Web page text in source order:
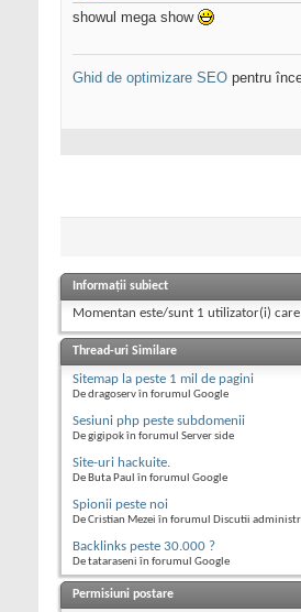
showul mega show
Ghid de optimizare SEO pentru
Informații subiect
Momentan este/sunt 1 utilizator(i)
Thread-uri Similare
Sitemap la peste 1 mil de pagini
De dragoserv în forumul Google
Sesiuni php peste subdomenii
De gigipok în forumul Server side
Site-uri hackuite.
De Buta Paul în forumul Google
Spionii peste noi
De Cristian Mezei în forumul Discutii
Backlinks peste 30.000 ?
De tataraseni în forumul Google
Permisiuni postare